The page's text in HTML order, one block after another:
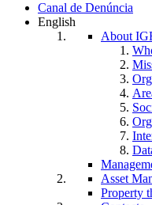
Canal de Denúncia
English
About
Asset
Property